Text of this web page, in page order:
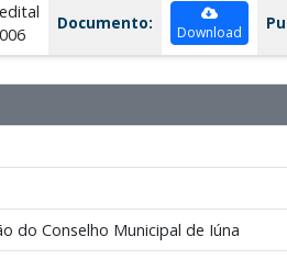
edital
006
Documento: Download
do Conselho Municipal de Iúna